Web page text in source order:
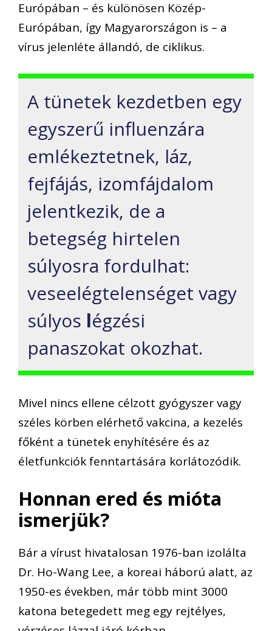
Európában – és különösen Közép-
Európában, így Magyarországon is – a
vírus jelenléte állandó, de ciklikus.
A tünetek kezdetben egy
egyszerű influenzára
emlékeztetnek, láz,
fejfájás, izomfájdalom
jelentkezik, de a
betegség hirtelen
súlyosra fordulhat:
veseelégtelenséget vagy
súlyos légzési
panaszokat okozhat.
Mivel nincs ellene célzott gyógyszer vagy
széles körben elérhető vakcina, a kezelés
főként a tünetek enyhítésére és az
életfunkciók fenntartására korlátozódik.
Honnan ered és mióta
ismerjük?
Bár a vírust hivatalosan 1976-ban izolálta
Dr. Ho-Wang Lee, a koreai háború alatt, az
1950-es években, már több mint 3000
katona betegedett meg egy rejtélyes,